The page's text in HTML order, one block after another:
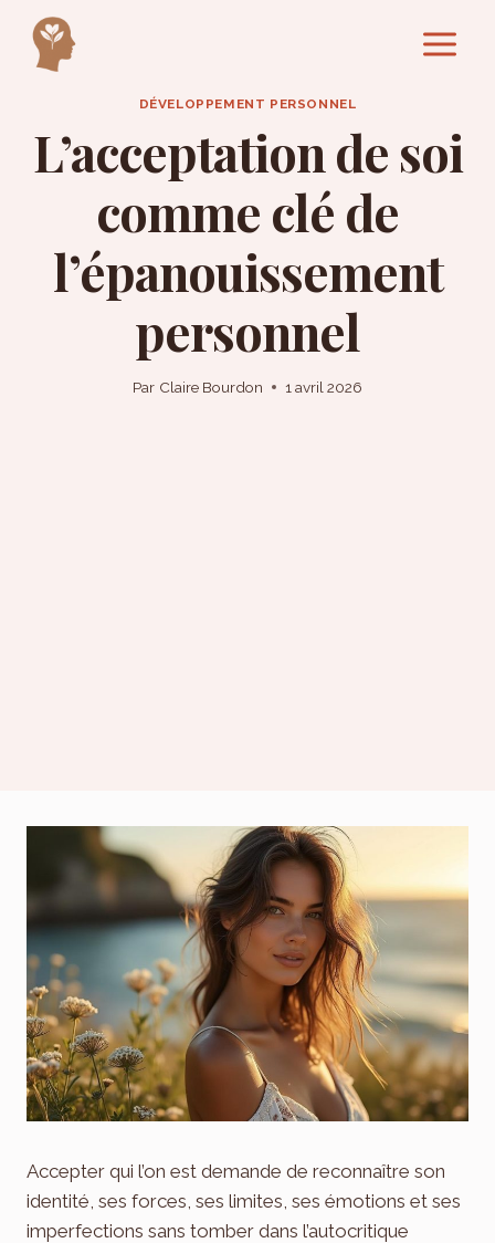
contenu
DÉVELOPPEMENT PERSONNEL
L’acceptation de soi
comme clé de
l’épanouissement
personnel
Par Claire Bourdon 1 avril 2026
Accepter qui l’on est demande de reconnaître son
identité, ses forces, ses limites, ses émotions et ses
imperfections sans tomber dans l’autocritique